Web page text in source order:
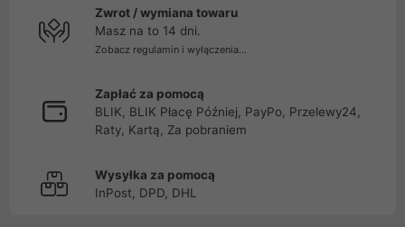
Zwrot / wymiana towaru
Masz na to 14 dni.
Zobacz regulamin i wyłączenia...
Zapłać za pomocą
BLIK, BLIK Płacę Później, PayPo, Przelewy24,
Raty, Kartą, Za pobraniem
Wysyłka za pomocą
InPost, DPD, DHL